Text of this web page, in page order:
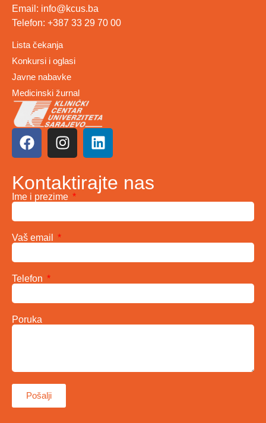
Email: info@kcus.ba
Telefon: +387 33 29 70 00
Lista čekanja
Konkursi i oglasi
Javne nabavke
Medicinski žurnal
Kontaktirajte nas
Ime i prezime
Vaš email
Telefon
Poruka
Pošalji